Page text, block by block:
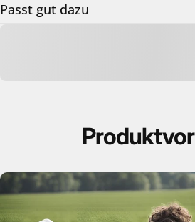
Passt gut dazu